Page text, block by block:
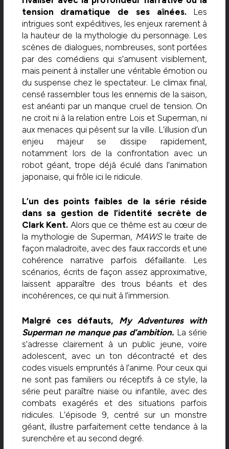
tension dramatique de ses aînées.Les
intrigues sont expéditives, les enjeux rarement à
la hauteur de la mythologie du personnage. Les
scènes de dialogues, nombreuses, sont portées
par des comédiens qui s’amusent visiblement,
mais peinent à installer une véritable émotion ou
du suspense chez le spectateur. Le climax final,
censé rassembler tous les ennemis de la saison,
est anéanti par un manque cruel de tension. On
ne croit ni à la relation entre Lois et Superman, ni
aux menaces qui pèsent sur la ville. L’illusion d’un
enjeu majeur se dissipe rapidement,
notamment lors de la confrontation avec un
robot géant, trope déjà éculé dans l’animation
japonaise, qui frôle ici le ridicule.
L’un des points faibles de la série réside
dans sa gestion de l’identité secrète de
Clark Kent. Alors que ce thème est au cœur de
la mythologie de Superman, MAWSle traite de
façon maladroite, avec des faux raccords et une
cohérence narrative parfois défaillante. Les
scénarios, écrits de façon assez approximative,
laissent apparaître des trous béants et des
incohérences, ce qui nuit à l’immersion.
Malgré ces défauts, My Adventures with
Superman ne manque pas d’ambition. La série
s’adresse clairement à un public jeune, voire
adolescent, avec un ton décontracté et des
codes visuels empruntés à l’anime. Pour ceux qui
ne sont pas familiers ou réceptifs à ce style, la
série peut paraître niaise ou infantile, avec des
combats exagérés et des situations parfois
ridicules. L’épisode 9, centré sur un monstre
géant, illustre parfaitement cette tendance à la
surenchère et au second degré.